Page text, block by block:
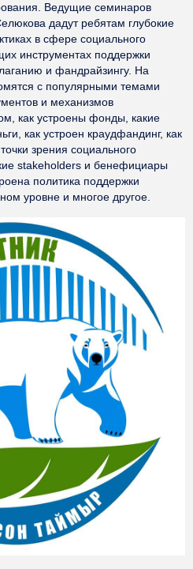
Ведущие семинаров
дадут ребятам глубокие
в сфере социального
инструментах поддержки
и фандрайзингу. На
с популярными темами
и механизмов
как устроены фонды, какие
как устроен краудфандинг, как
зрения социального
stakeholders и бенефициары
политика поддержки
уровне и многое другое.